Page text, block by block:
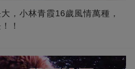
，小林青霞16歲風情萬種，
！